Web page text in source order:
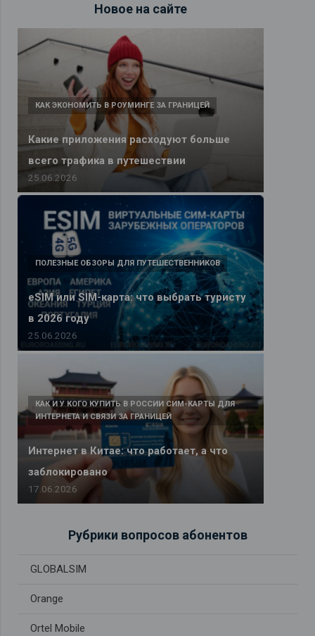
Новое на сайте
Какие приложения расходуют больше
всего трафика в путешествии
КАК ЭКОНОМИТЬ В РОУМИНГЕ ЗА ГРАНИЦЕЙ
25.06.2026
eSIM или SIM-карта: что выбрать туристу
в 2026 году
ПОЛЕЗНЫЕ ОБЗОРЫ ДЛЯ ПУТЕШЕСТВЕННИКОВ
25.06.2026
Интернет в Китае: что работает, а что
заблокировано
КАК И У КОГО КУПИТЬ В РОССИИ СИМ-КАРТЫ ДЛЯ
ИНТЕРНЕТА И СВЯЗИ ЗА ГРАНИЦЕЙ
17.06.2026
Рубрики вопросов абонентов
GLOBALSIM
Orange
Ortel Mobile